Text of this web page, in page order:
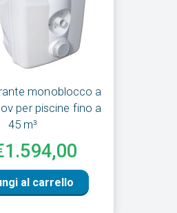
monoblocco a
per piscine fino a
45 m³
al carrello